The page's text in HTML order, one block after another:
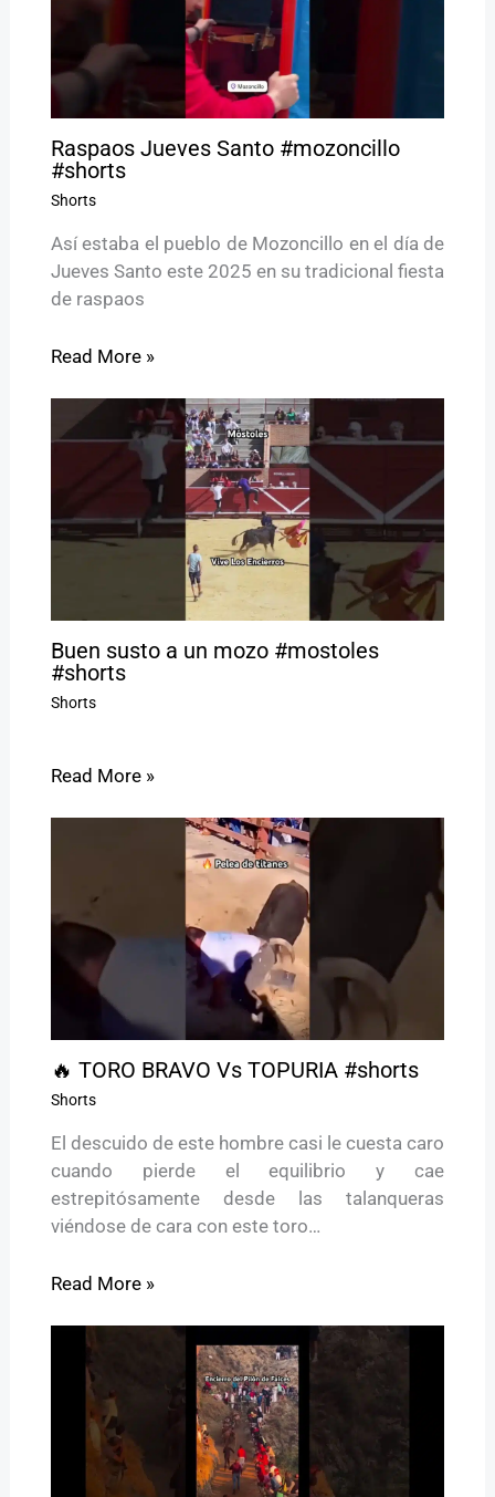
Raspaos Jueves Santo #mozoncillo
#shorts
Shorts
Así estaba el pueblo de Mozoncillo en el día de
Jueves Santo este 2025 en su tradicional fiesta
de raspaos
Read More »
Buen susto a un mozo #mostoles
#shorts
Shorts
Read More »
🔥 TORO BRAVO Vs TOPURIA #shorts
Shorts
El descuido de este hombre casi le cuesta caro
cuando pierde el equilibrio y cae
estrepitósamente desde las talanqueras
viéndose de cara con este toro…
Read More »